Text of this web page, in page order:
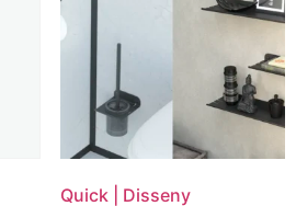
Quick | Disseny